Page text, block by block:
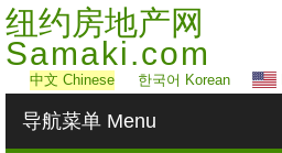
纽约房地产网
Samaki.com
中文 Chinese 한국어 Korean
导航菜单 Menu